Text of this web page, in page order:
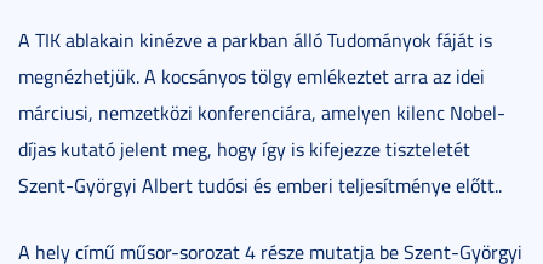
A TIK ablakain kinézve a parkban álló Tudományok fáját is
megnézhetjük. A kocsányos tölgy emlékeztet arra az idei
márciusi, nemzetközi konferenciára, amelyen kilenc Nobel-
díjas kutató jelent meg, hogy így is kifejezze tiszteletét
Szent-Györgyi Albert tudósi és emberi teljesítménye előtt..
A hely című műsor-sorozat 4 része mutatja be Szent-Györgyi